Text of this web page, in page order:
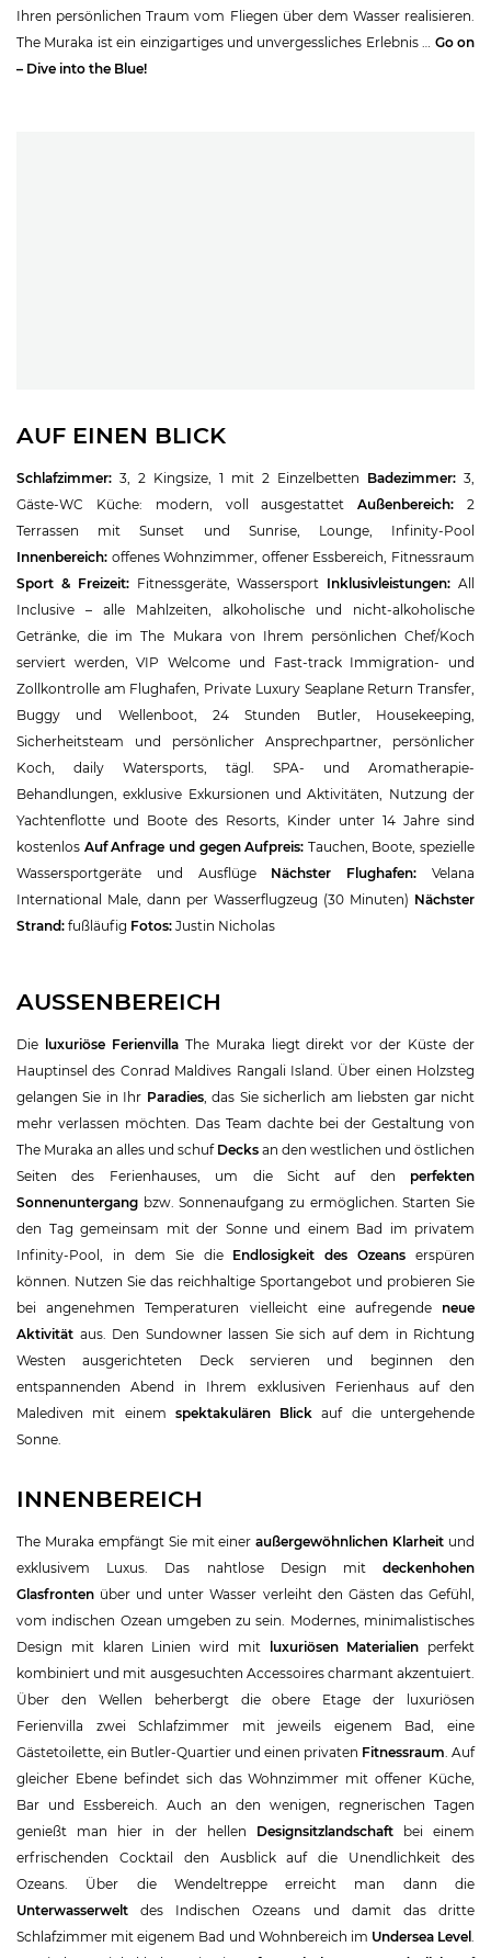
Ihren persönlichen Traum vom Fliegen über dem Wasser realisieren.
The Muraka ist ein einzigartiges und unvergessliches Erlebnis … Go on
– Dive into the Blue!
AUF EINEN BLICK
Schlafzimmer: 3, 2 Kingsize, 1 mit 2 Einzelbetten Badezimmer: 3,
Gäste-WC Küche: modern, voll ausgestattetAußenbereich: 2
Terrassen mit Sunset und Sunrise, Lounge, Infinity-Pool
Innenbereich: offenes Wohnzimmer, offener Essbereich, Fitnessraum
Sport & Freizeit:Fitnessgeräte, Wassersport Inklusivleistungen: All
Inclusive – alle Mahlzeiten, alkoholische und nicht-alkoholische
Getränke, die im The Mukara von Ihrem persönlichen Chef/Koch
serviert werden, VIP Welcome und Fast-track Immigration- und
Zollkontrolle am Flughafen, Private Luxury Seaplane Return Transfer,
Buggy und Wellenboot, 24 Stunden Butler, Housekeeping,
Sicherheitsteam und persönlicher Ansprechpartner, persönlicher
Koch, daily Watersports, tägl. SPA- und Aromatherapie-
Behandlungen, exklusive Exkursionen und Aktivitäten, Nutzung der
Yachtenflotte und Boote des Resorts, Kinder unter 14 Jahre sind
kostenlos Auf Anfrage und gegen Aufpreis: Tauchen, Boote, spezielle
Wassersportgeräte und Ausflüge Nächster Flughafen: Velana
International Male, dann per Wasserflugzeug (30 Minuten) Nächster
Strand: fußläufig Fotos: Justin Nicholas
AUSSENBEREICH
Die luxuriöse FerienvillaThe Muraka liegt direkt vor der Küste der
Hauptinsel des Conrad Maldives Rangali Island. Über einen Holzsteg
gelangen Sie in Ihr Paradies, das Sie sicherlich am liebsten gar nicht
mehr verlassen möchten. Das Team dachte bei der Gestaltung von
The Muraka an alles und schufDecks an den westlichen und östlichen
Seiten des Ferienhauses, um die Sicht auf den perfekten
Sonnenuntergang bzw. Sonnenaufgang zu ermöglichen. Starten Sie
den Tag gemeinsam mit der Sonne und einem Bad im privatem
Infinity-Pool, in dem Sie die Endlosigkeit des Ozeans erspüren
können. Nutzen Sie das reichhaltige Sportangebot und probieren Sie
bei angenehmen Temperaturen vielleicht eine aufregende neue
Aktivität aus. Den Sundowner lassen Sie sich auf dem in Richtung
Westen ausgerichteten Deck servieren und beginnen den
entspannenden Abend in Ihrem exklusiven Ferienhaus auf den
Malediven mit einem spektakulären Blick auf die untergehende
Sonne.
INNENBEREICH
The Muraka empfängt Sie mit eineraußergewöhnlichen Klarheit und
exklusivem Luxus. Das nahtlose Design mit deckenhohen
Glasfronten über und unter Wasser verleiht den Gästen das Gefühl,
vom indischen Ozean umgeben zu sein. Modernes, minimalistisches
Design mit klaren Linien wird mit luxuriösen Materialien perfekt
kombiniert und mit ausgesuchten Accessoires charmant akzentuiert.
Über den Wellen beherbergt die obere Etage der luxuriösen
Ferienvilla zwei Schlafzimmer mit jeweils eigenem Bad, eine
Gästetoilette, ein Butler-Quartier und einen privaten Fitnessraum . Auf
gleicher Ebene befindet sich das Wohnzimmer mit offener Küche,
Bar und Essbereich. Auch an den wenigen, regnerischen Tagen
genießt man hier in der hellen Designsitzlandschaftbei einem
erfrischenden Cocktail den Ausblick auf die Unendlichkeit des
Ozeans. Über die Wendeltreppe erreicht man dann die
Unterwasserwelt des Indischen Ozeans und damit das dritte
Schlafzimmer mit eigenem Bad und Wohnbereich im Undersea Level